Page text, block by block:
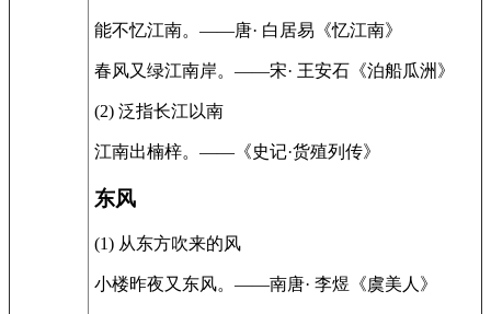
能不忆江南。——唐· 白居易《忆江南》
春风又绿江南岸。——宋· 王安石《泊船瓜洲》
(2) 泛指长江以南
江南出楠梓。——《史记·货殖列传》
东风
(1) 从东方吹来的风
小楼昨夜又东风。——南唐· 李煜《虞美人》